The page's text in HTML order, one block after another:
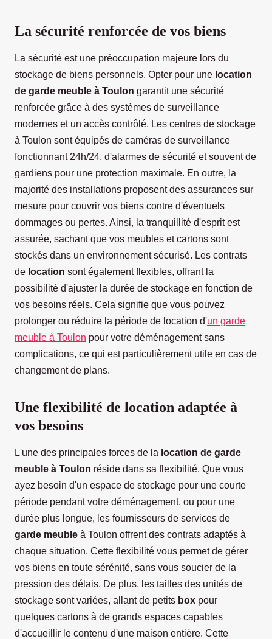
La sécurité renforcée de vos biens
La sécurité est une préoccupation majeure lors du
stockage de biens personnels. Opter pour une location
de garde meuble à Toulon garantit une sécurité
renforcée grâce à des systèmes de surveillance
modernes et un accès contrôlé. Les centres de stockage
à Toulon sont équipés de caméras de surveillance
fonctionnant 24h/24, d'alarmes de sécurité et souvent de
gardiens pour une protection maximale. En outre, la
majorité des installations proposent des assurances sur
mesure pour couvrir vos biens contre d'éventuels
dommages ou pertes. Ainsi, la tranquillité d'esprit est
assurée, sachant que vos meubles et cartons sont
stockés dans un environnement sécurisé. Les contrats
de location sont également flexibles, offrant la
possibilité d'ajuster la durée de stockage en fonction de
vos besoins réels. Cela signifie que vous pouvez
prolonger ou réduire la période de location d'un garde
meuble à Toulon pour votre déménagement sans
complications, ce qui est particulièrement utile en cas de
changement de plans.
Une flexibilité de location adaptée à
vos besoins
L'une des principales forces de la location de garde
meuble à Toulon réside dans sa flexibilité. Que vous
ayez besoin d'un espace de stockage pour une courte
période pendant votre déménagement, ou pour une
durée plus longue, les fournisseurs de services de
garde meuble à Toulon offrent des contrats adaptés à
chaque situation. Cette flexibilité vous permet de gérer
vos biens en toute sérénité, sans vous soucier de la
pression des délais. De plus, les tailles des unités de
stockage sont variées, allant de petits box pour
quelques cartons à de grands espaces capables
d'accueillir le contenu d'une maison entière. Cette